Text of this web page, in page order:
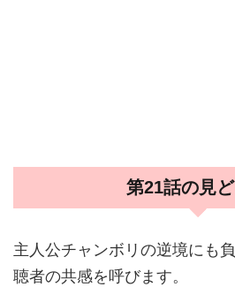
第21話の見
主人公チャンボリの逆境にも
聴者の共感を呼びます。